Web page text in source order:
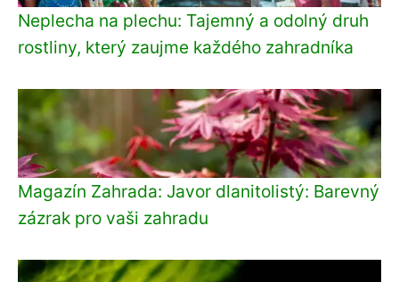
Neplecha na plechu: Tajemný a odolný druh
rostliny, který zaujme každého zahradníka
Magazín Zahrada: Javor dlanitolistý: Barevný
zázrak pro vaši zahradu